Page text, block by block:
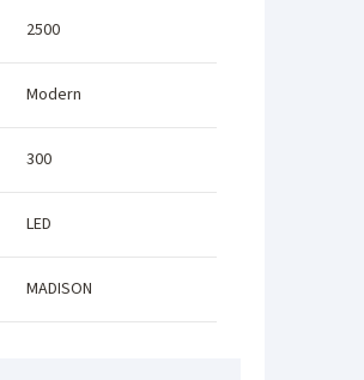
2500
Modern
300
LED
MADISON